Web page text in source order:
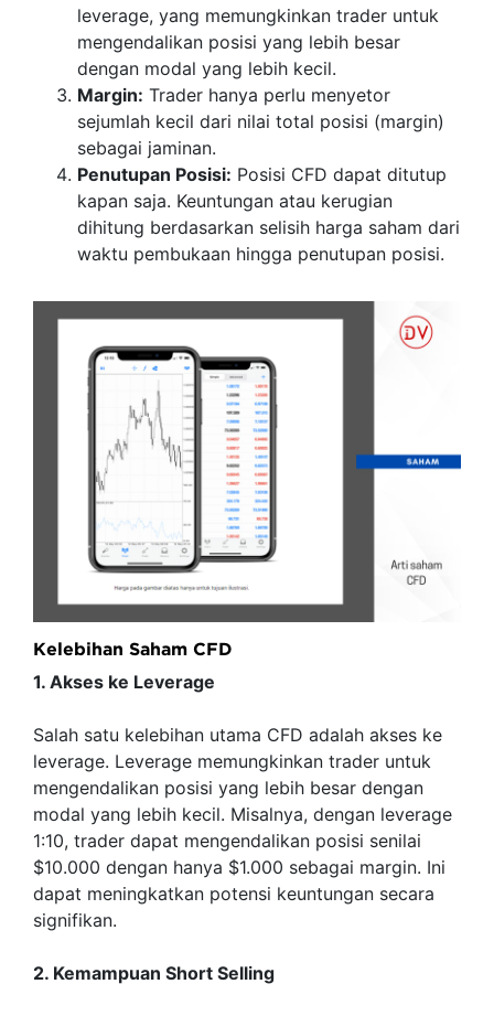
leverage, yang memungkinkan trader untuk
mengendalikan posisi yang lebih besar
dengan modal yang lebih kecil.
Margin: Trader hanya perlu menyetor
sejumlah kecil dari nilai total posisi (margin)
sebagai jaminan.
Penutupan Posisi: Posisi CFD dapat ditutup
kapan saja. Keuntungan atau kerugian
dihitung berdasarkan selisih harga saham dari
waktu pembukaan hingga penutupan posisi.
Kelebihan Saham CFD
1. Akses ke Leverage
Salah satu kelebihan utama CFD adalah akses ke
leverage. Leverage memungkinkan trader untuk
mengendalikan posisi yang lebih besar dengan
modal yang lebih kecil. Misalnya, dengan leverage
1:10, trader dapat mengendalikan posisi senilai
$10.000 dengan hanya $1.000 sebagai margin. Ini
dapat meningkatkan potensi keuntungan secara
signifikan.
2. Kemampuan Short Selling